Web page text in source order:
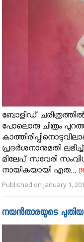
ബോളിഡ്
പോലൊരു ചിത്രം
പ്രദര്‍ശനാനുമതി
മിലേപ് സവേരി
നായികയായി എത...
Published on January 1,
നയന്‍താരയുടെ പുതിയ